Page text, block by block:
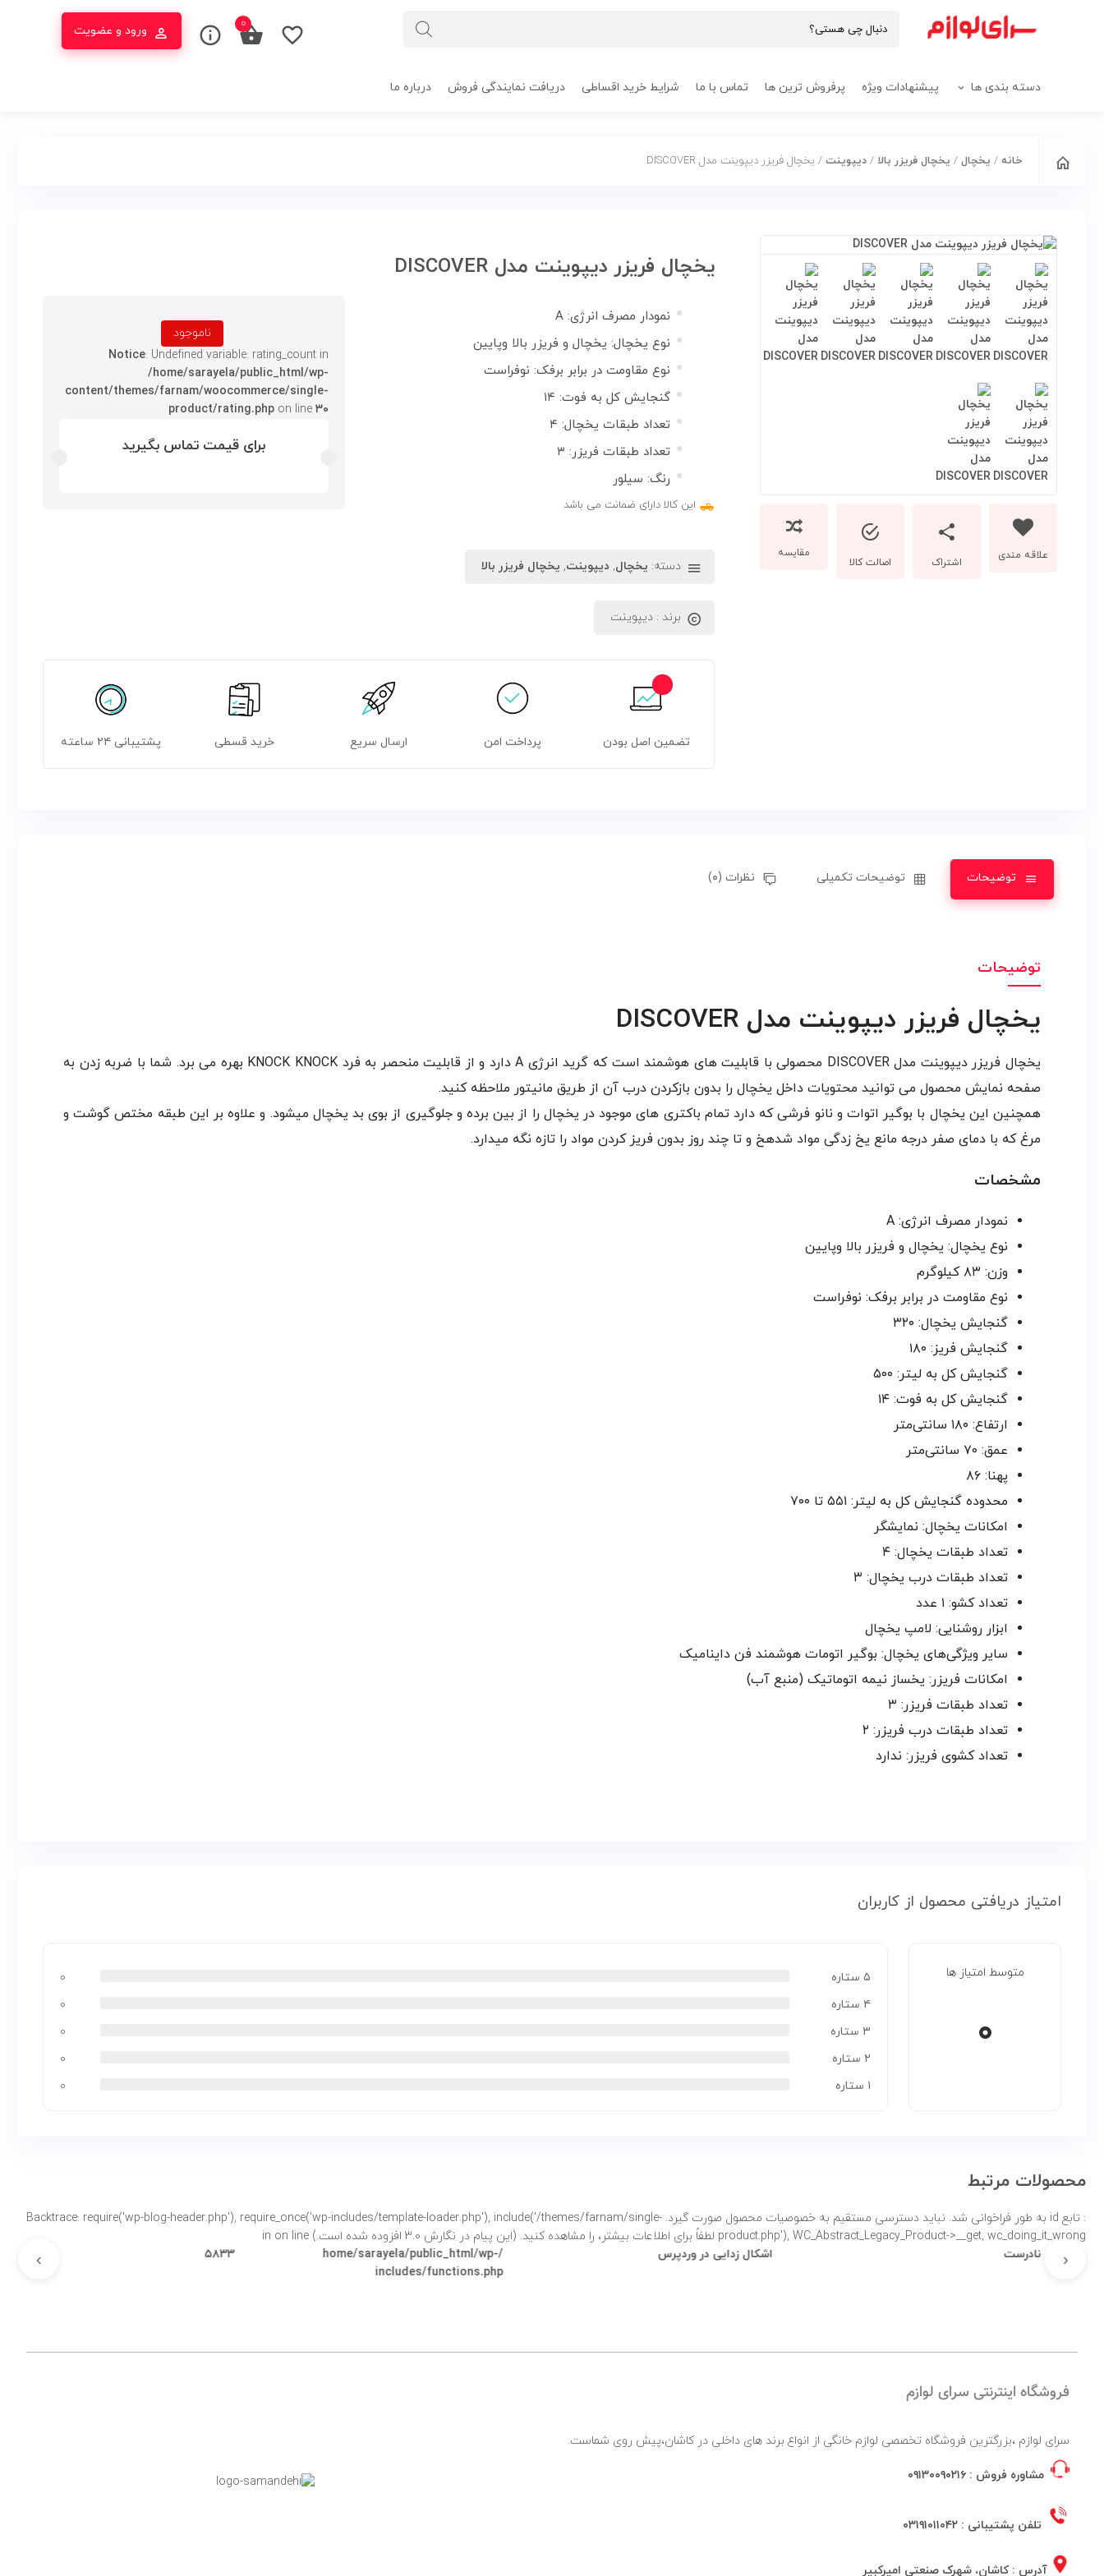
ورود و عضویت ۰
دسته بندی ها پیشنهادات ویژه پرفروش ترین ها تماس با ما شرایط خرید اقساطی دریافت نمایندگی فروش درباره ما
خانه / یخچال / یخچال فریزر بالا / دیپوینت / یخچال فریزر دیپوینت مدل DISCOVER
اشتراک اصالت کالا
مقایسه
یخچال فریزر دیپوینت مدل DISCOVER
نمودار مصرف انرژی: A
نوع یخچال: یخچال و فریزر بالا وپایین
نوع مقاومت در برابر برفک: نوفراست
گنجایش کل به فوت: ۱۴
تعداد طبقات یخچال: ۴
تعداد طبقات فریزر: ۳
رنگ: سیلور
این کالا دارای ضمانت می باشد
دسته: یخچال, دیپوینت, یخچال فریزر بالا
برند : دیپوینت
ناموجود
Notice: Undefined variable: rating_count in
/home/sarayela/public_html/wp-
content/themes/farnam/woocommerce/single-
product/rating.php on line۳۰
برای قیمت تماس بگیرید
تضمین اصل بودن پرداخت امن ارسال سریع خرید قسطی پشتیبانی ۲۴ ساعته
توضیحات توضیحات تکمیلی نظرات (۰)
توضیحات
یخچال فریزر دیپوینت مدل DISCOVER
یخچال فریزر دیپوینت مدل DISCOVER محصولی با قابلیت های هوشمند است که گرید انرژی A دارد و از قابلیت منحصر به فرد KNOCK KNOCK بهره می برد. شما با ضربه زدن به
صفحه نمایش محصول می توانید محتویات داخل یخچال را بدون بازکردن درب آن از طریق مانیتور ملاحظه کنید.
همچنین این یخچال با بوگیر اتوات و نانو فرشی که دارد تمام باکتری های موجود در یخچال را از بین برده و جلوگیری از بوی بد یخچال میشود. و علاوه بر این طبقه مختص گوشت و
مرغ که با دمای صفر درجه مانع یخ زدگی مواد شدهخ و تا چند روز بدون فریز کردن مواد را تازه نگه میدارد.
مشخصات
نمودار مصرف انرژی: A
نوع یخچال: یخچال و فریزر بالا وپایین
وزن: ۸۳ کیلوگرم
نوع مقاومت در برابر برفک: نوفراست
گنجایش یخچال: ۳۲۰
گنجایش فریز: ۱۸۰
گنجایش کل به لیتر: ۵۰۰
گنجایش کل به فوت: ۱۴
ارتفاع: ۱۸۰ سانتی‌متر
عمق: ۷۰ سانتی‌متر
پهنا: ۸۶
محدوده گنجایش کل به لیتر: ۵۵۱ تا ۷۰۰
امکانات یخچال: نمایشگر
تعداد طبقات یخچال: ۴
تعداد طبقات درب یخچال: ۳
تعداد کشو: ۱ عدد
ابزار روشنایی: لامپ یخچال
سایر ویژگی‌های یخچال: بوگیر اتومات هوشمند فن داینامیک
امکانات فریزر: یخساز نیمه اتوماتیک (منبع آب)
تعداد طبقات فریزر: ۳
تعداد طبقات درب فریزر: ۲
تعداد کشوی فریزر: ندارد
امتیاز دریافتی محصول از کاربران
متوسط امتیاز ها
۰
۵ ستاره
۰
۴ ستاره
۰
۳ ستاره
۰
۲ ستاره
۰
۱ ستاره
۰
محصولات مرتبط
: تابع id به طور
فراخوانی شد. نباید دسترسی مستقیم به خصوصیات محصول صورت گیرد. Backtrace: require('wp-blog-header.php'), require_once('wp-includes/template-loader.php'), include('/themes/farnam/single-
product.php'), WC_Abstract_Legacy_Product->__get, wc_doing_it_wrong لطفاً برای اطلاعات بیشتر،
را مشاهده کنید. (این پیام در نگارش 3.0 افزوده شده است.) in
on line
نادرست
اشکال زدایی در وردپرس
/home/sarayela/public_html/wp-
includes/functions.php
‹
›
فروشگاه اینترنتی سرای لوازم
سرای لوازم ،بزرگترین فروشگاه تخصصی لوازم خانگی از انواع برند های داخلی در کاشان،پیش روی شماست.
مشاوره فروش : ۰۹۱۳۰۰۹۰۲۱۶
تلفن پشتیبانی : ۰۳۱۹۱۰۱۱۰۴۲
آدرس : کاشان، شهرک صنعتی امیرکبیر